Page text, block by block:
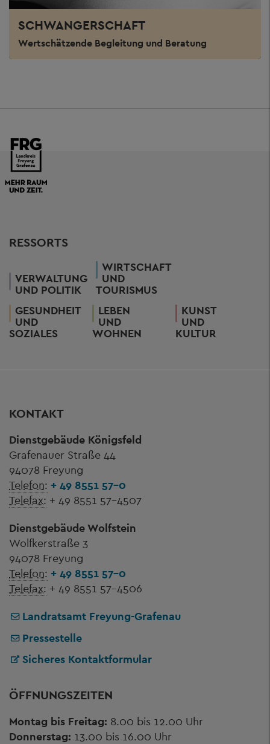
SCHWANGERSCHAFT
Wertschätzende Begleitung und Beratung
RESSORTS
VERWALTUNG
UND POLITIK
WIRTSCHAFT
UND
TOURISMUS
GESUNDHEIT
UND
SOZIALES
LEBEN
UND
WOHNEN
KUNST
UND
KULTUR
KONTAKT
Dienstgebäude Königsfeld
Grafenauer Straße 44
94078 Freyung
Telefon: + 49 8551 57-0
Telefax: + 49 8551 57-4507
Dienstgebäude Wolfstein
Wolfkerstraße 3
94078 Freyung
Telefon: + 49 8551 57-0
Telefax: + 49 8551 57-4506
Landratsamt Freyung-Grafenau
Pressestelle
Sicheres Kontaktformular
ÖFFNUNGSZEITEN
Montag bis Freitag: 8.00 bis 12.00 Uhr
Donnerstag: 13.00 bis 16.00 Uhr